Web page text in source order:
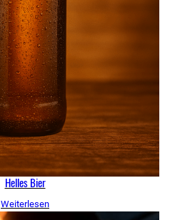
Helles Bier
Weiterlesen